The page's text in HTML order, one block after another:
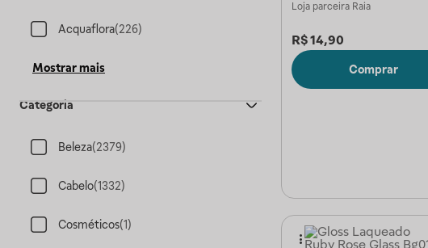
Acquaflora(226)
Mostrar mais
Categoria
Beleza(2379)
Cabelo(1332)
Cosméticos(1)
Loja parceira Raia
R$14,90
Comprar